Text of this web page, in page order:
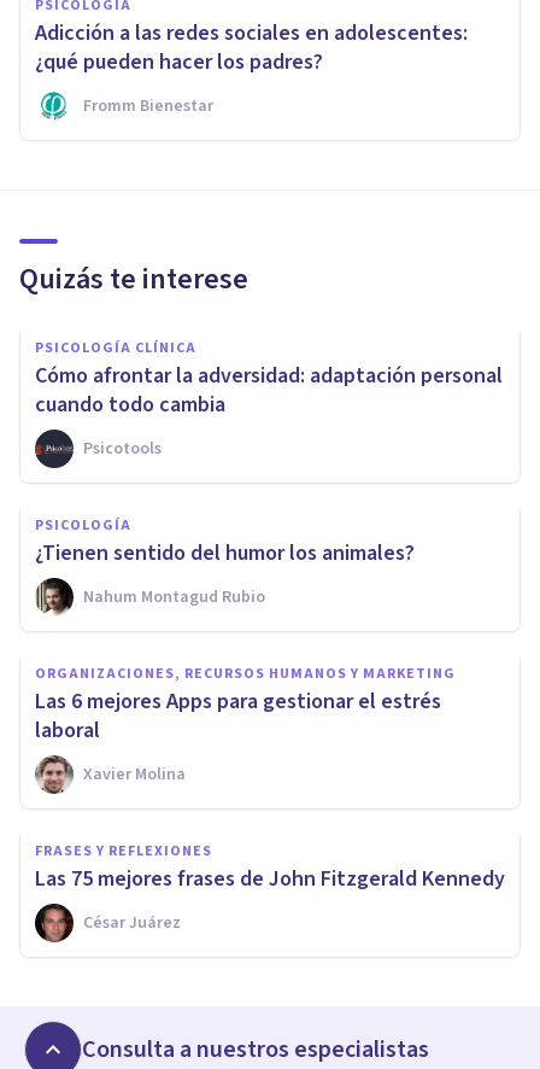
PSICOLOGÍA
Adicción a las redes sociales en adolescentes:
¿qué pueden hacer los padres?
Fromm Bienestar
Quizás te interese
PSICOLOGÍA CLÍNICA
Cómo afrontar la adversidad: adaptación personal
cuando todo cambia
Psicotools
PSICOLOGÍA
¿Tienen sentido del humor los animales?
Nahum Montagud Rubio
ORGANIZACIONES, RECURSOS HUMANOS Y MARKETING
Las 6 mejores Apps para gestionar el estrés
laboral
Xavier Molina
FRASES Y REFLEXIONES
Las 75 mejores frases de John Fitzgerald Kennedy
César Juárez
Consulta a nuestros especialistas